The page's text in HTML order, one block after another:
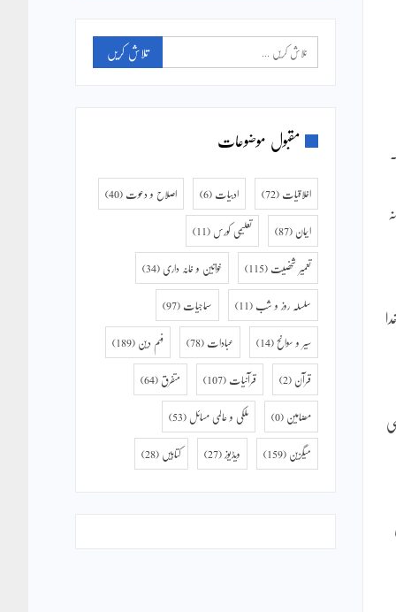
مقبول موضوعات
اخلاقیات (72) ادبیات (6) اصلاح و دعوت (40)
ایمان (87) تعلیمی کورس (11)
تعمیر شخصیت (115) خواتین و خانہ داری (34)
سلسلہ روز و شب (11) سماجیات (97)
سیر و سوانح(14) عبادات (78) فہم دین (189)
قرآن (2) قرآنیات (107) متفرق (64)
مضامین (0) ملکی و عالمی مسائل (53)
میگزین (159) ویڈیوز (27) کتابیں (28)